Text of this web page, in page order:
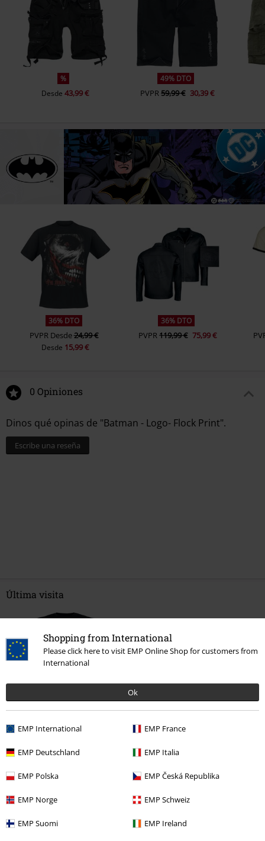
Shopping from International
Please click here to visit EMP Online Shop for customers from
International
Ok
EMP International EMP France
EMP Deutschland EMP Italia
EMP Polska EMP Česká Republika
EMP Norge EMP Schweiz
EMP Suomi EMP Ireland
%
Desde 43,99 €
49% DTO
PVPR59,99 € 30,39 €
36% DTO
PVPR Desde24,99 €
Desde 15,99 €
36% DTO
PVPR119,99 € 75,99 €
0 Opiniones
Dinos qué opinas de "Batman - Logo- Flock Print".
Escribe una reseña
Última visita
32% DTO
PVPRDesde24,99 €
Películas & TV Justice League
Películas & TV Series TV Ropa Camisetas